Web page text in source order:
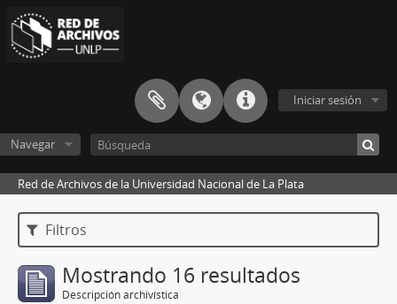
Iniciar sesión
Navegar
Red de Archivos de la Universidad Nacional de La Plata
Filtros
Mostrando 16 resultados
Descripción archivística